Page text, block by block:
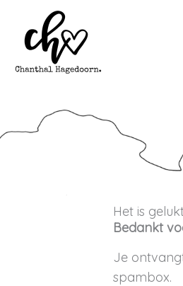
naar
inhoud
Het is
Bedankt
Je
spambox.